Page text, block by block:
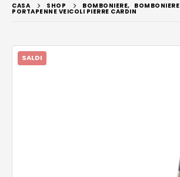
CASA SHOP BOMBONIERE, BOMBONIERE
PORTAPENNE VEICOLI PIERRE CARDIN
SALDI